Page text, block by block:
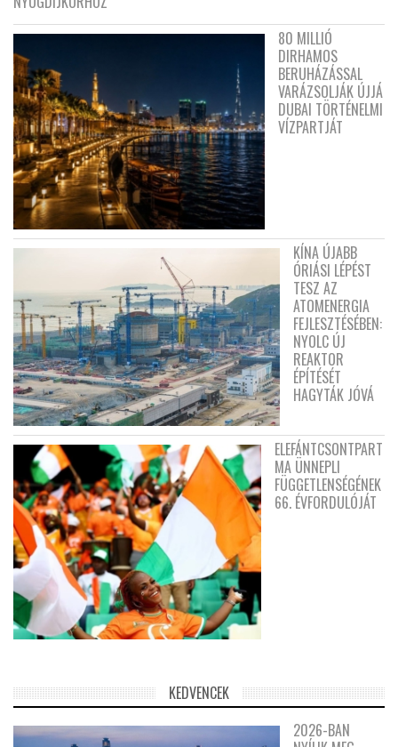
80 MILLIÓ
DIRHAMOS
BERUHÁZÁSSAL
VARÁZSOLJÁK ÚJJÁ
DUBAI TÖRTÉNELMI
VÍZPARTJÁT
KÍNA ÚJABB
ÓRIÁSI LÉPÉST
TESZ AZ
ATOMENERGIA
FEJLESZTÉSÉBEN:
NYOLC ÚJ
REAKTOR
ÉPÍTÉSÉT
HAGYTÁK JÓVÁ
ELEFÁNTCSONTPART
MA ÜNNEPLI
FÜGGETLENSÉGÉNEK
66. ÉVFORDULÓJÁT
KEDVENCEK
2026-BAN